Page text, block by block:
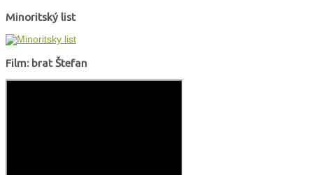
Minoritský list
Film: brat Štefan